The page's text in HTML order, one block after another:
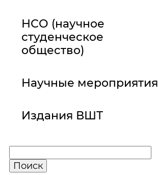
НСО (научное
студенческое
общество)
Научные мероприятия
Издания ВШТ